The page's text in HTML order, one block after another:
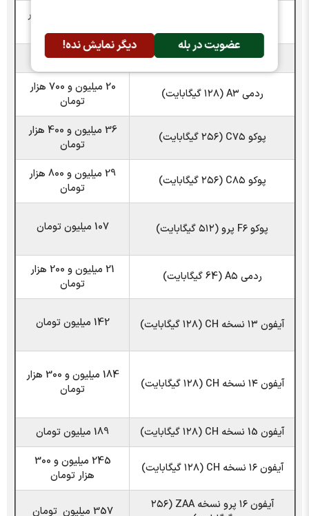
عضویت در بله دیگر نمایش نده!
34 میلیون و 700 هزار
پوکو X۷ پرو (۵۱۲ گیگابایت)
88 میلیون تومان
ردمی A۳ (۱۲۸ گیگابایت)
20 میلیون و 700 هزار
تومان
پوکو C۷۵ (۲۵۶ گیگابایت)
36 میلیون و 400 هزار
تومان
پوکو C۸۵ (۲۵۶ گیگابایت)
29 میلیون و 800 هزار
تومان
پوکو F۶ پرو (۵۱۲ گیگابایت) 107 میلیون تومان
ردمی A۵ (64 گیگابایت)
21 میلیون و 200 هزار
تومان
آیفون ۱۳ نسخه CH (۱۲۸ گیگابایت) 142 میلیون تومان
آیفون ۱۴ نسخه CH (۱۲۸ گیگابایت)
184 میلیون و 300 هزار
تومان
آیفون 15 نسخه CH (۱۲۸ گیگابایت) 189 میلیون تومان
آیفون ۱۶ نسخه CH (۱۲۸ گیگابایت)
245 میلیون و 300
هزار تومان
آیفون ۱۶ پرو نسخه ZAA (۲۵۶
357 میلیون تومان